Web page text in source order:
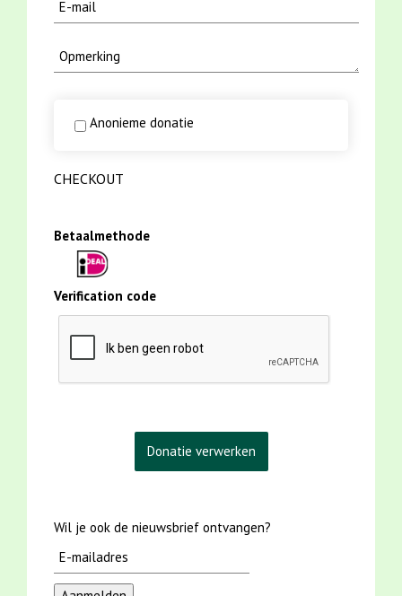
Anonieme donatie
CHECKOUT
Betaalmethode
Verification code
Wil je ook de nieuwsbrief ontvangen?